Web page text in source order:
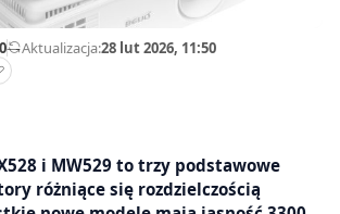
—Aktualizacja:28 lut 2026, 11:50
i MW529 to trzy podstawowe
różniące się rozdzielczością